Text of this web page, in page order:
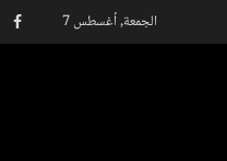
الجمعة, أغسطس 7